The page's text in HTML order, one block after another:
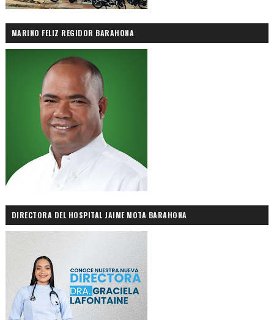
MARINO FELIZ REGIDOR BARAHONA
DIRECTORA DEL HOSPITAL JAIME MOTA BARAHONA